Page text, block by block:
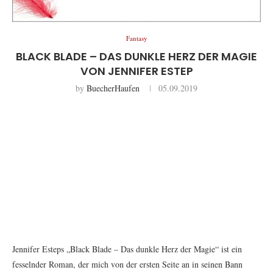
Fantasy
BLACK BLADE – DAS DUNKLE HERZ DER MAGIE
VON JENNIFER ESTEP
by BuecherHaufen 05.09.2019
Jennifer Esteps „Black Blade – Das dunkle Herz der Magie“ ist ein
fesselnder Roman, der mich von der ersten Seite an in seinen Bann